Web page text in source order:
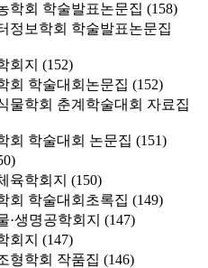
학회 학술발표논문집 (158)
정보학회 학술발표논문집
회지 (152)
회 학술대회논문집 (152)
물학회 춘계학술대회 자료집
회 학술대회 논문집 (151)
육학회지 (150)
회 학술대회초록집 (149)
·생명공학회지 (147)
회지 (147)
형학회 작품집 (146)